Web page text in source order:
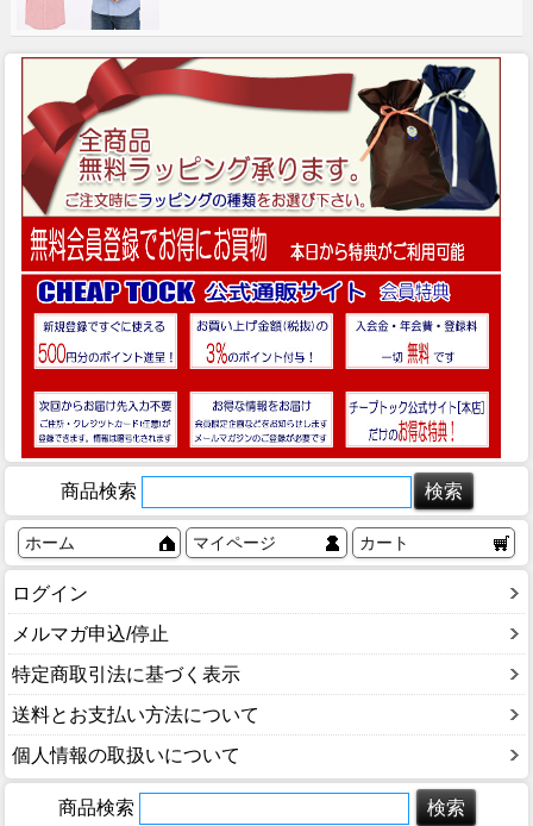
商品検索
ホーム マイページ カート
ログイン
メルマガ申込/停止
特定商取引法に基づく表示
送料とお支払い方法について
個人情報の取扱いについて
商品検索